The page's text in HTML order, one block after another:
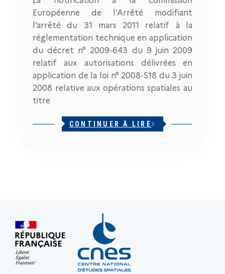
Européenne de l’Arrêté modifiant
l’arrêté du 31 mars 2011 relatif à la
réglementation technique en application
du décret n° 2009-643 du 9 juin 2009
relatif aux autorisations délivrées en
application de la loi n° 2008-518 du 3 juin
2008 relative aux opérations spatiales au
titre
CONTINUER À LIRE